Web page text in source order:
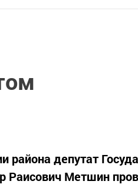
района депутат
Раисович Метшин